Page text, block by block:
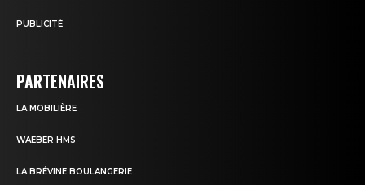
PUBLICITÉ
PARTENAIRES
LA MOBILIÈRE
WAEBER HMS
LA BRÉVINE BOULANGERIE